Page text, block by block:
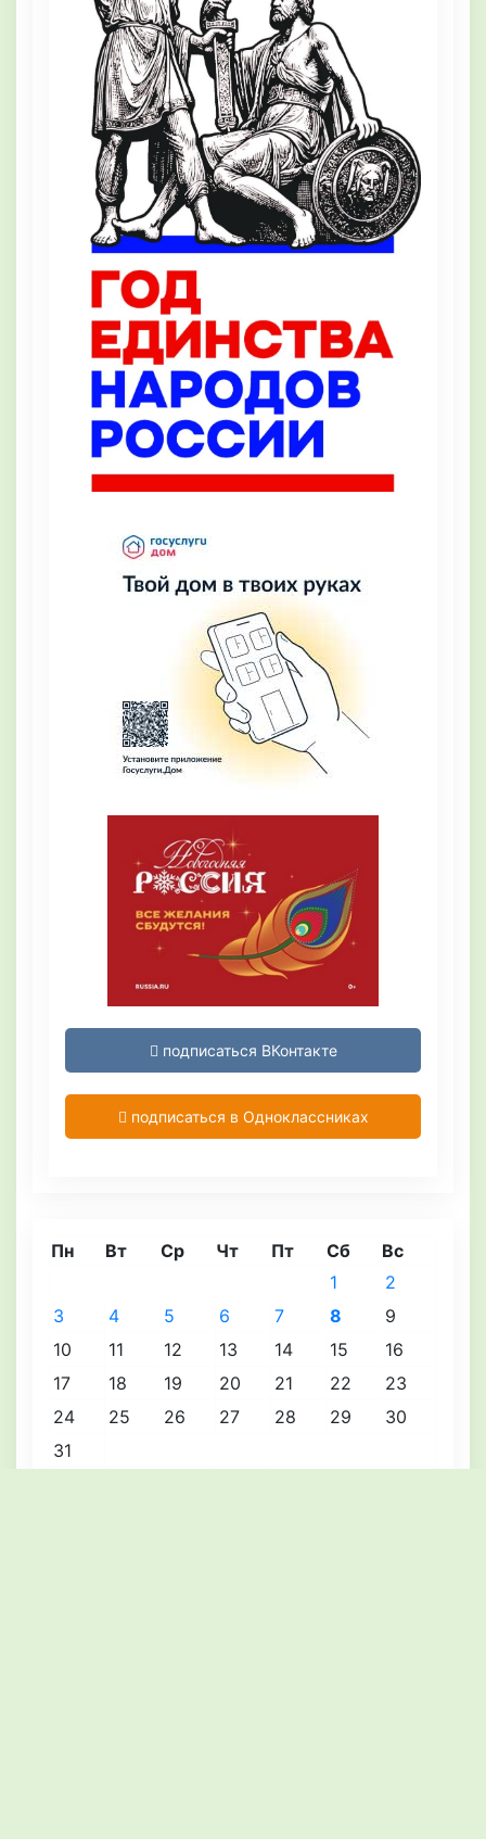
подписаться ВКонтакте
подписаться в Одноклассниках
Пн Вт Ср Чт Пт Сб Вс
1
2
3
4 5 6 7 8
9
10
11 12 13 14 15
16
17
18 19 20 21 22
23
24
25 26 27 28 29
30
31